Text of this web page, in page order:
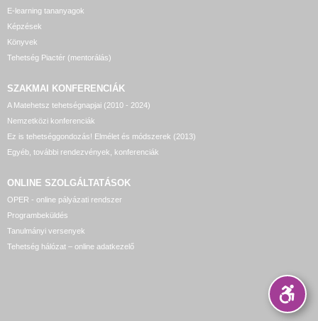
E-learning tananyagok
Képzések
Könyvek
Tehetség Piactér (mentorálás)
SZAKMAI KONFERENCIÁK
A Matehetsz tehetségnapjai (2010 - 2024)
Nemzetközi konferenciák
Ez is tehetséggondozás! Elmélet és módszerek (2013)
Egyéb, további rendezvények, konferenciák
ONLINE SZOLGÁLTATÁSOK
OPER - online pályázati rendszer
Programbeküldés
Tanulmányi versenyek
Tehetség hálózat – online adatkezelő